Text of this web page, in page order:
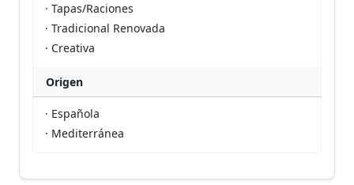
· Tapas/Raciones
· Tradicional Renovada
· Creativa
Origen
· Española
· Mediterránea